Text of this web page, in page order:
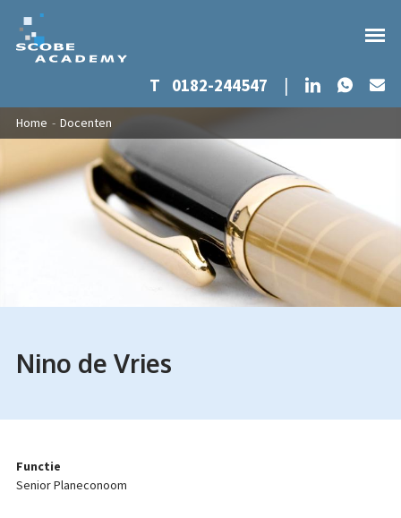
Overslaan en naar de inhoud gaan
T 0182-244547 | LinkedIn
U bent hier
Home - Docenten
Nino de Vries
Functie
Senior Planeconoom